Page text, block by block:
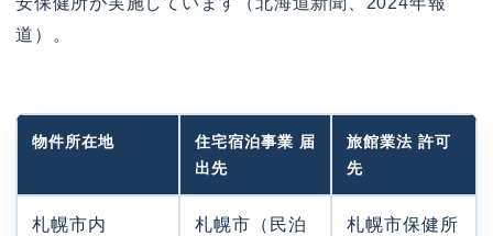
道）。
物件所在地
住宅宿泊事業 届
出先
旅館業法 許可
先
札幌市内
札幌市（民泊
札幌市保健所